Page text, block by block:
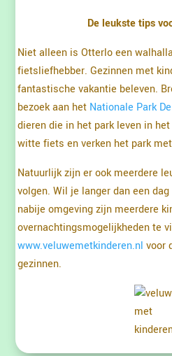
De leukste tips
Niet alleen is Otterlo een
fietsliefhebber. Gezinnen met
fantastische vakantie beleven.
bezoek aan het Nationale Park
dieren die in het park leven in
witte fiets en verken het park
Natuurlijk zijn er ook meerdere
volgen. Wil je langer dan een
nabije omgeving zijn meerdere
overnachtingsmogelijkheden te
www.veluwemetkinderen.nl voor
gezinnen.